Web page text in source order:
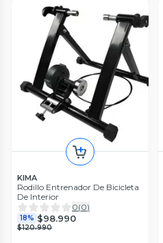
KIMA
Rodillo Entrenador De Bicicleta
De Interior
0(0)
18% $98.990
$120.990